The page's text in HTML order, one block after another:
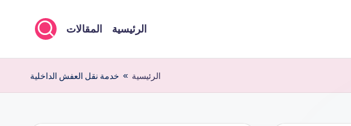
الرئيسية المقالات
الرئيسية » خدمة نقل العفش الداخلية